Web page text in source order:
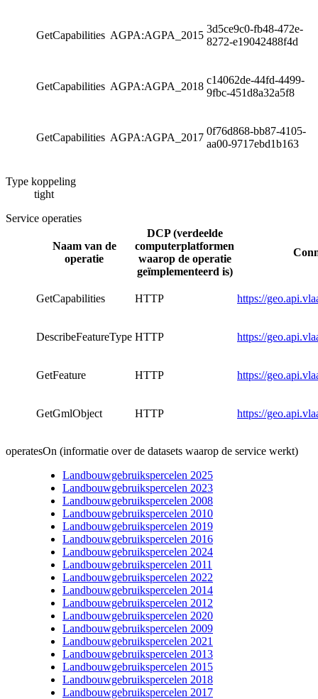
GetCapabilities AGPA:AGPA_2015
3d5ce9c0-fb48-472e-
8272-e19042488f4d
GetCapabilities AGPA:AGPA_2018
c14062de-44fd-4499-
9fbc-451d8a32a5f8
GetCapabilities AGPA:AGPA_2017
0f76d868-bb87-4105-
aa00-9717ebd1b163
Type koppeling
tight
Service operaties
Naam van de
operatie
DCP (verdeelde
computerplatformen
waarop de operatie
geïmplementeerd is)
GetCapabilities HTTP https://
DescribeFeatureType HTTP https://
GetFeature HTTP https://
GetGmlObject HTTP https://
operatesOn (informatie over de datasets waarop de service werkt)
Landbouwgebruikspercelen 2025
Landbouwgebruikspercelen 2023
Landbouwgebruikspercelen 2008
Landbouwgebruikspercelen 2010
Landbouwgebruikspercelen 2019
Landbouwgebruikspercelen 2016
Landbouwgebruikspercelen 2024
Landbouwgebruikspercelen 2011
Landbouwgebruikspercelen 2022
Landbouwgebruikspercelen 2014
Landbouwgebruikspercelen 2012
Landbouwgebruikspercelen 2020
Landbouwgebruikspercelen 2009
Landbouwgebruikspercelen 2021
Landbouwgebruikspercelen 2013
Landbouwgebruikspercelen 2015
Landbouwgebruikspercelen 2018
Landbouwgebruikspercelen 2017